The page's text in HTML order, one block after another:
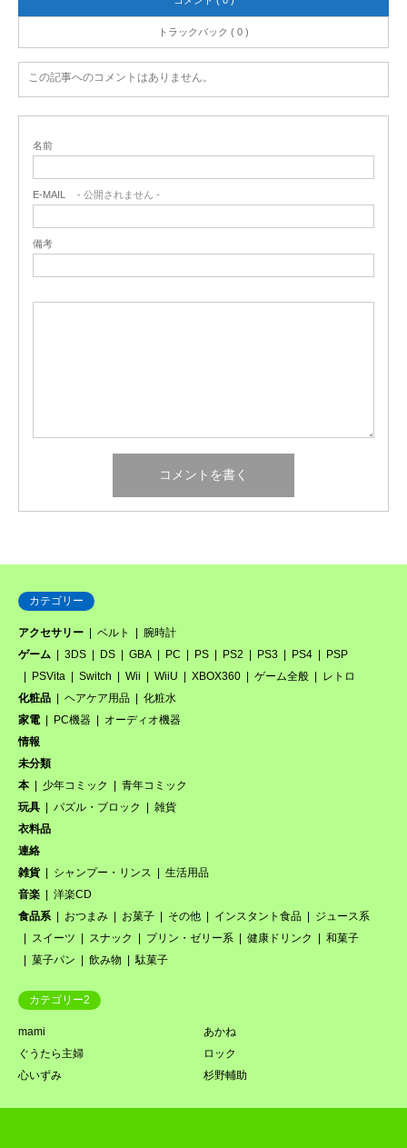
トラックバック ( 0 )
この記事へのコメントはありません。
名前
E-MAIL - 公開されません -
備考
カテゴリー
アクセサリー ベルト
腕時計
ゲーム
3DS DS GBA PC PS PS2 PS3 PS4
PSP
PSVita
Switch Wii WiiU XBOX360 ゲーム全般
レトロ
化粧品
ヘアケア用品
化粧水
家電
PC機器
オーディオ機器
情報
未分類
本
少年コミック
青年コミック
玩具
パズル・ブロック
雑貨
衣料品
連絡
雑貨
シャンプー・リンス
生活用品
音楽
洋楽CD
食品系
おつまみ お菓子 その他 インスタント食品
ジュース系
スイーツ
スナック プリン・ゼリー系 健康ドリンク
和菓子
菓子パン
飲み物 駄菓子
カテゴリー2
mami
あかね
ぐうたら主婦
ロック
心いずみ
杉野輔助